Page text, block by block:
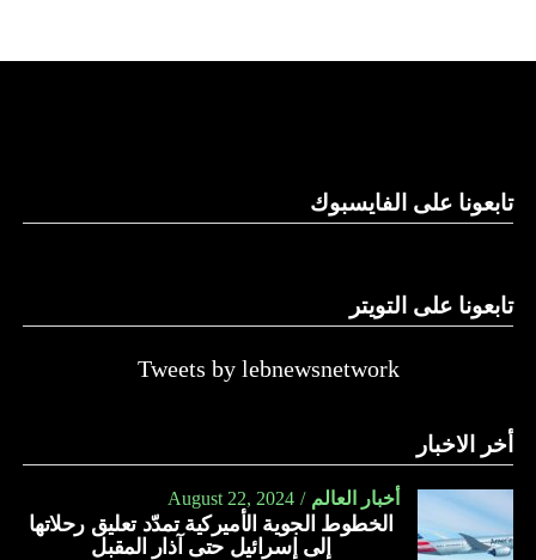
تابعونا على الفايسبوك
تابعونا على التويتر
Tweets by lebnewsnetwork
أخر الاخبار
أخبار العالم August 22, 2024
الخطوط الجوية الأميركية تمدّد تعليق رحلاتها
إلى إسرائيل حتى آذار المقبل